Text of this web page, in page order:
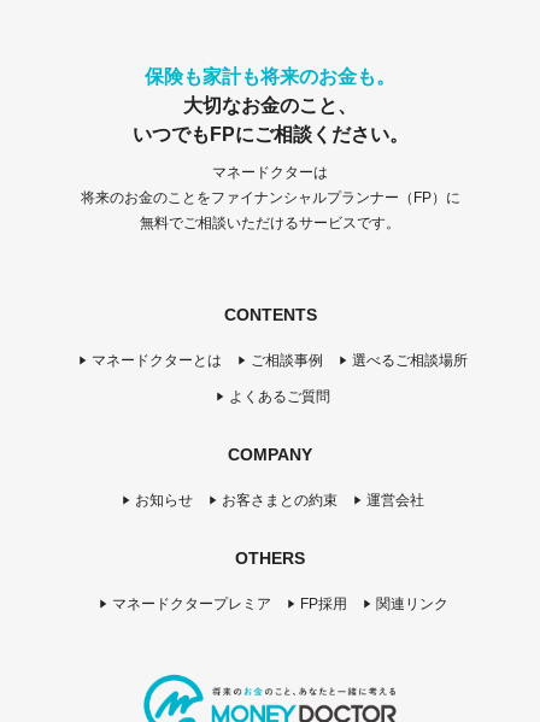
保険も家計も将来のお金も。
大切なお金のこと、
いつでもFPにご相談ください。
マネードクターは
将来のお金のことをファイナンシャルプランナー（FP）に
無料でご相談いただけるサービスです。
CONTENTS
マネードクターとは ご相談事例 選べるご相談場所
よくあるご質問
COMPANY
お知らせ お客さまとの約束 運営会社
OTHERS
マネードクタープレミア FP採用 関連リンク